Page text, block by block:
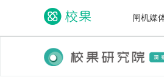
闸机媒